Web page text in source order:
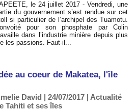
le 24 juillet 2017 - Vendredi, une
du gouvernement s’est rendue sur cet
si particulier de l’archipel des Tuamotu.
pour son phosphate par Colin
dans l’industrie minière depuis plus
les passions. Faut-il...
au coeur de Makatea, l'île
David | 24/07/2017 | Actualité
Tahiti et ses îles